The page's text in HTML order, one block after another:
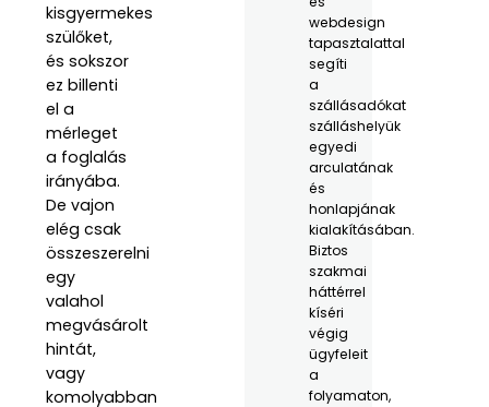
kisgyermekes
szülőket,
és sokszor
ez billenti
el a
mérleget
a foglalás
irányába.
De vajon
elég csak
összeszerelni
egy
valahol
megvásárolt
hintát,
vagy
komolyabban
webdesign
tapasztalattal
segíti
a
szállásadókat
szálláshelyük
egyedi
arculatának
és
honlapjának
kialakításában.
Biztos
szakmai
háttérrel
kíséri
végig
ügyfeleit
a
folyamaton,